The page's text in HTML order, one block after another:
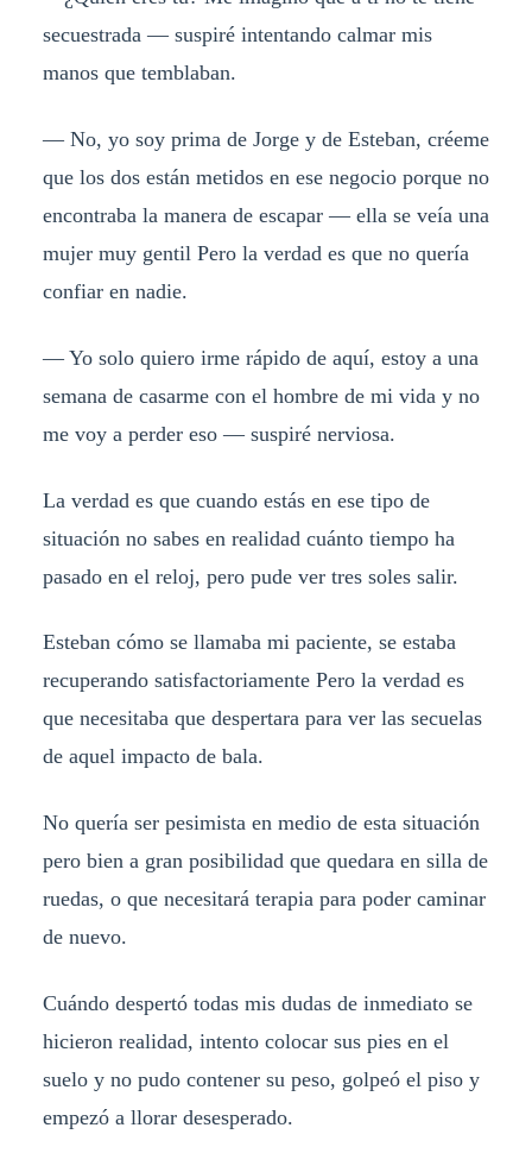
secuestrada — suspiré intentando calmar mis
manos que temblaban.
— No, yo soy prima de Jorge y de Esteban, créeme
que los dos están metidos en ese negocio porque no
encontraba la manera de escapar — ella se veía una
mujer muy gentil Pero la verdad es que no quería
confiar en nadie.
— Yo solo quiero irme rápido de aquí, estoy a una
semana de casarme con el hombre de mi vida y no
me voy a perder eso — suspiré nerviosa.
La verdad es que cuando estás en ese tipo de
situación no sabes en realidad cuánto tiempo ha
pasado en el reloj, pero pude ver tres soles salir.
Esteban cómo se llamaba mi paciente, se estaba
recuperando satisfactoriamente Pero la verdad es
que necesitaba que despertara para ver las secuelas
de aquel impacto de bala.
No quería ser pesimista en medio de esta situación
pero bien a gran posibilidad que quedara en silla de
ruedas, o que necesitará terapia para poder caminar
de nuevo.
Cuándo despertó todas mis dudas de inmediato se
hicieron realidad, intento colocar sus pies en el
suelo y no pudo contener su peso, golpeó el piso y
empezó a llorar desesperado.